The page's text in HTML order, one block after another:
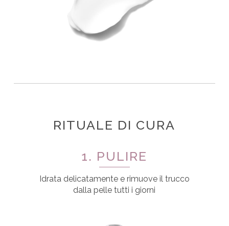
RITUALE DI CURA
1. PULIRE
Idrata delicatamente e rimuove il trucco
dalla pelle tutti i giorni